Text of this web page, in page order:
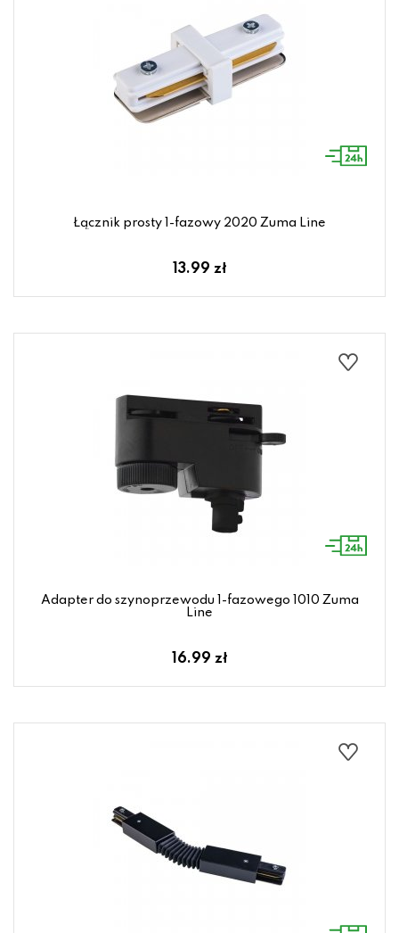
Łącznik prosty 1-fazowy 2020 Zuma Line
13.99 zł
Adapter do szynoprzewodu 1-fazowego 1010 Zuma
Line
16.99 zł